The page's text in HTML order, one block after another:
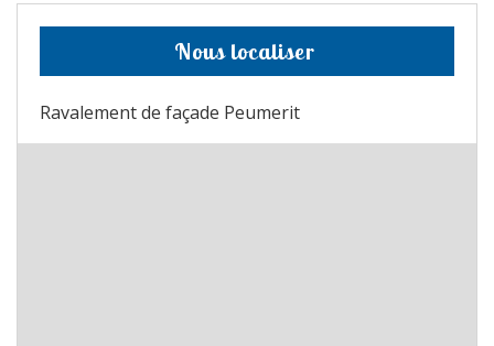
Nous localiser
Ravalement de façade Peumerit